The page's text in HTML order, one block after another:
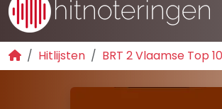
Hitlijsten BRT 2 Vlaamse Top 10